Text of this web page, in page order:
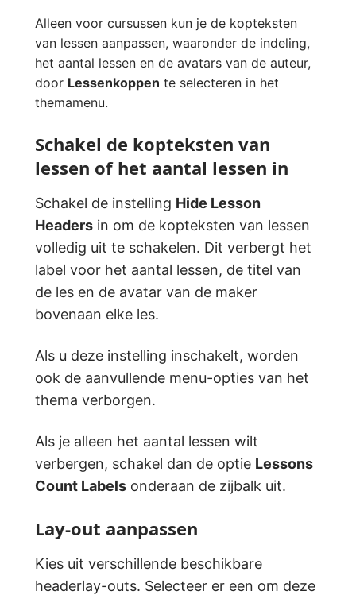
Alleen voor cursussen kun je de kopteksten
van lessen aanpassen, waaronder de indeling,
het aantal lessen en de avatars van de auteur,
door Lessenkoppen te selecteren in het
themamenu.
Schakel de kopteksten van
lessen of het aantal lessen in
Schakel de instelling Hide Lesson
Headers in om de kopteksten van lessen
volledig uit te schakelen. Dit verbergt het
label voor het aantal lessen, de titel van
de les en de avatar van de maker
bovenaan elke les.
Als u deze instelling inschakelt, worden
ook de aanvullende menu-opties van het
thema verborgen.
Als je alleen het aantal lessen wilt
verbergen, schakel dan de optie Lessons
Count Labels onderaan de zijbalk uit.
Lay-out aanpassen
Kies uit verschillende beschikbare
headerlay-outs. Selecteer er een om deze